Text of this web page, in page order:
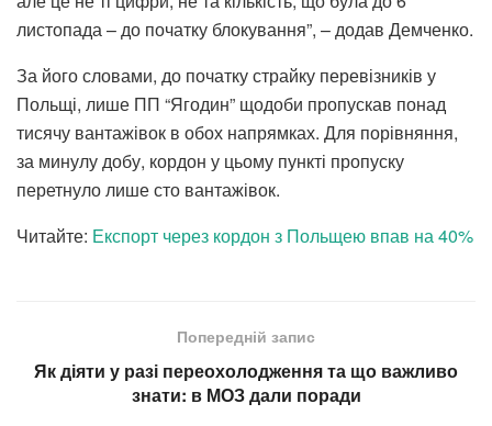
листопада – до початку блокування”, – додав Демченко.
За його словами, до початку страйку перевізників у
Польщі, лише ПП “Ягодин” щодоби пропускав понад
тисячу вантажівок в обох напрямках. Для порівняння,
за минулу добу, кордон у цьому пункті пропуску
перетнуло лише сто вантажівок.
Читайте: Експорт через кордон з Польщею впав на 40%
Попередній запис
Як діяти у разі переохолодження та що важливо
знати: в МОЗ дали поради